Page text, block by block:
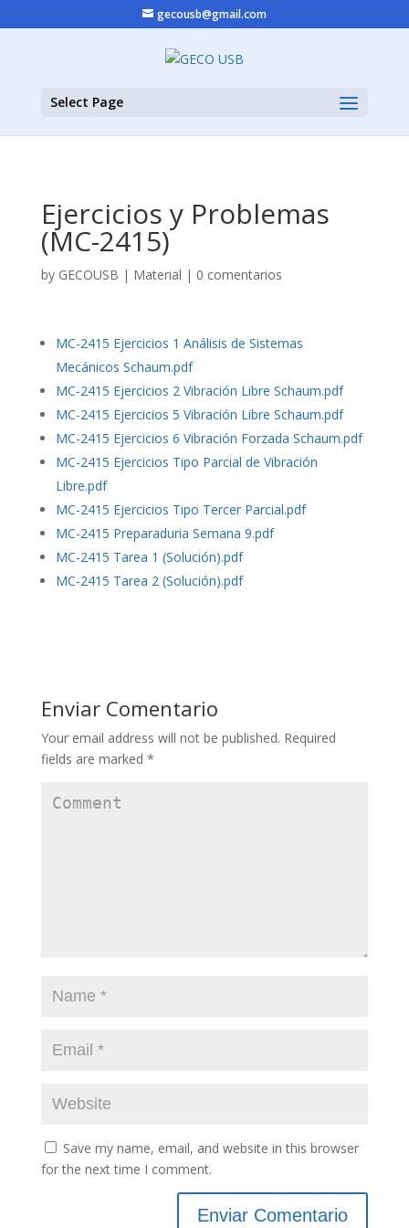
gecousb@gmail.com
Select Page
Ejercicios y Problemas
(MC-2415)
by GECOUSB | Material | 0 comentarios
MC-2415 Ejercicios 1 Análisis de Sistemas
Mecánicos Schaum.pdf
MC-2415 Ejercicios 2 Vibración Libre Schaum.pdf
MC-2415 Ejercicios 5 Vibración Libre Schaum.pdf
MC-2415 Ejercicios 6 Vibración Forzada Schaum.pdf
MC-2415 Ejercicios Tipo Parcial de Vibración
Libre.pdf
MC-2415 Ejercicios Tipo Tercer Parcial.pdf
MC-2415 Preparaduria Semana 9.pdf
MC-2415 Tarea 1 (Solución).pdf
MC-2415 Tarea 2 (Solución).pdf
Enviar Comentario
Your email address will not be published. Required
fields are marked *
Save my name, email, and website in this browser
for the next time I comment.